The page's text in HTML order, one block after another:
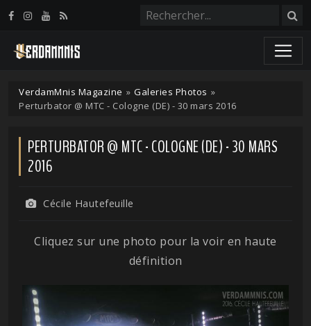
VerdamMnis Magazine » Galeries Photos »
Perturbator @ MTC - Cologne (DE) - 30 mars 2016
PERTURBATOR @ MTC - COLOGNE (DE) - 30 MARS
2016
Cécile Hautefeuille
Cliquez sur une photo pour la voir en haute
définition
Panneau de gestion des cookies